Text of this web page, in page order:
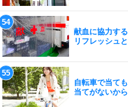
献血に協力する
リフレッシュ
自転車で当て
当てがないか